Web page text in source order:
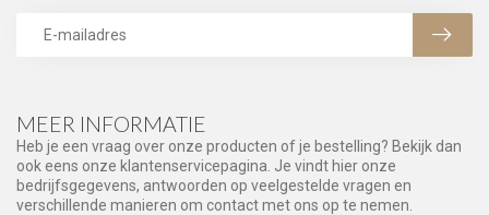
MEER INFORMATIE
Heb je een vraag over onze producten of je bestelling? Bekijk dan
ook eens onze klantenservicepagina. Je vindt hier onze
bedrijfsgegevens, antwoorden op veelgestelde vragen en
verschillende manieren om contact met ons op te nemen.